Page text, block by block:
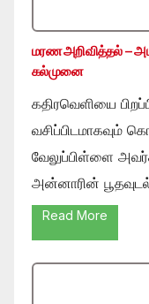
மரண அறிவித்தல் –
கல்முனை
கதிரவெளியை
வசிப்பிடமாகவும்
வேலுப்பிள்ளை
அன்னாரின்
Read More